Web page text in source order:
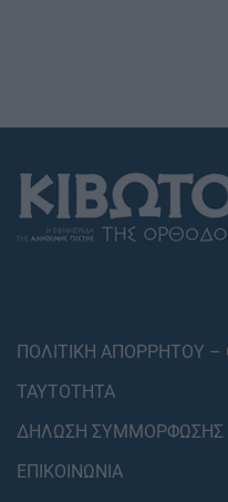
ΠΟΛΙΤΙΚΗ ΑΠΟΡΡΗΤΟΥ –
ΤΑΥΤΟΤΗΤΑ
ΔΗΛΩΣΗ ΣΥΜΜΟΡΦΩΣΗΣ
ΕΠΙΚΟΙΝΩΝΙΑ